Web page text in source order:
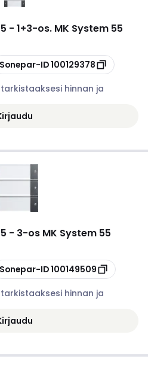
- 1+3-os. MK System 55
Sonepar-ID100129378
hinnan ja
- 3-os MK System 55
Sonepar-ID100149509
hinnan ja